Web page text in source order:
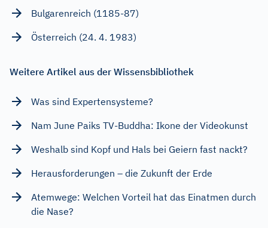
Bulgarenreich (1185-87)
Österreich (24. 4. 1983)
Weitere Artikel aus der Wissensbibliothek
Was sind Expertensysteme?
Nam June Paiks TV-Buddha: Ikone der Videokunst
Weshalb sind Kopf und Hals bei Geiern fast nackt?
Herausforderungen – die Zukunft der Erde
Atemwege: Welchen Vorteil hat das Einatmen durch
die Nase?